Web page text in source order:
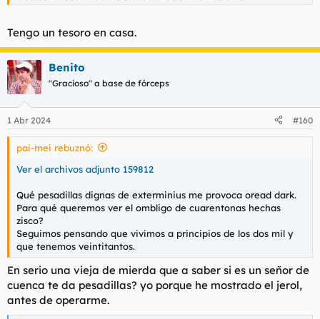
Tengo un tesoro en casa.
Benito
"Gracioso" a base de fórceps
1 Abr 2024 #160
pai-mei rebuznó:
Ver el archivos adjunto 159812
Qué pesadillas dignas de exterminius me provoca oread dark.
Para qué queremos ver el ombligo de cuarentonas hechas
zisco?
Seguimos pensando que vivimos a principios de los dos mil y
que tenemos veintitantos.
En serio una vieja de mierda que a saber si es un señor de
cuenca te da pesadillas? yo porque he mostrado el jerol,
antes de operarme.